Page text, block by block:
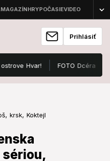
Prihlásiť
FOTO Dcéra Karla
krsk, Koktejl
o 12:15
prichádzajú
priznanie
Keď som